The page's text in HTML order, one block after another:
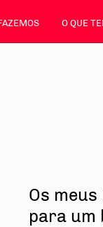
O QUE
Os
para um